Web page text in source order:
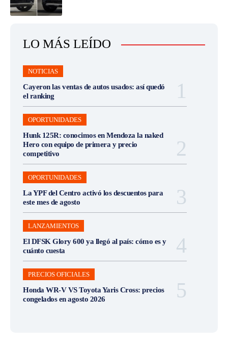
LO MÁS LEÍDO
NOTICIAS
Cayeron las ventas de autos usados: así quedó
el ranking
OPORTUNIDADES
Hunk 125R: conocimos en Mendoza la naked
Hero con equipo de primera y precio
competitivo
OPORTUNIDADES
La YPF del Centro activó los descuentos para
este mes de agosto
LANZAMIENTOS
El DFSK Glory 600 ya llegó al país: cómo es y
cuánto cuesta
PRECIOS OFICIALES
Honda WR-V VS Toyota Yaris Cross: precios
congelados en agosto 2026